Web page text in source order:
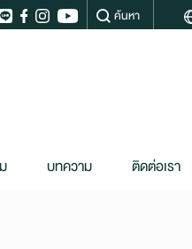
ค้นหา
บทความ ติดต่อเรา